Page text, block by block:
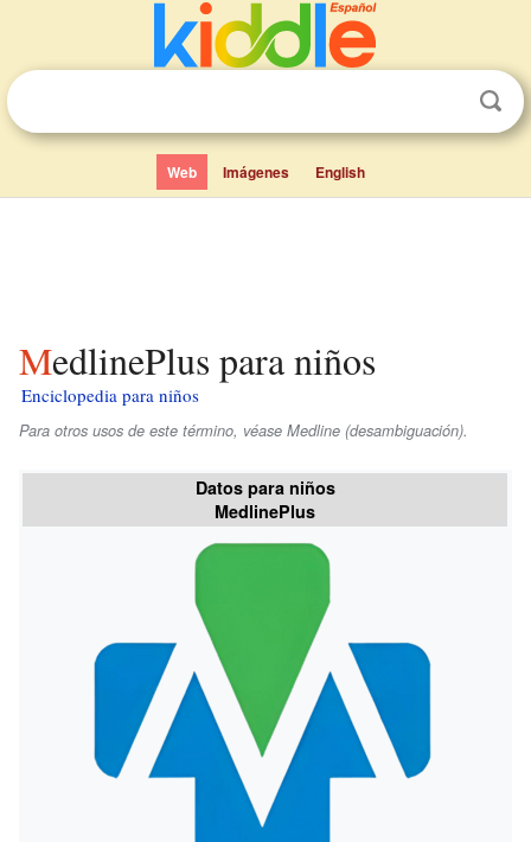
Web Imágenes English
MedlinePlus para niños
Enciclopedia para niños
Para otros usos de este término, véase Medline (desambiguación).
Datos para niños
MedlinePlus